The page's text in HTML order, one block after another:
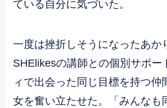
ている自分に気づいた。
一度は挫折しそうになったあか
SHElikesの講師との個別サポー
ィで出会った同じ目標を持つ仲
女を奮い立たせた。「みんなも